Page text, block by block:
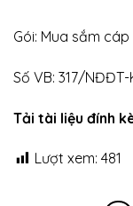
Gói: Mua sắm
Số VB: 317/
Tải tài liệu đính
Lượt xem: 481